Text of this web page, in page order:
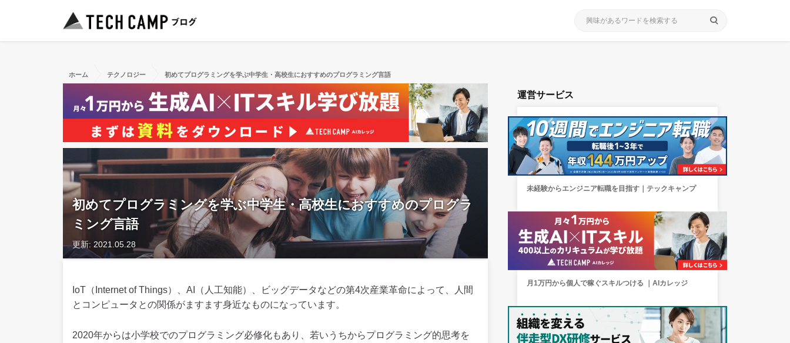
search
ホーム テクノロジー 初めてプログラミングを学ぶ中学生・高校生におすすめのプログラミング言語
初めてプログラミングを学ぶ中学生・高校生におすすめのプログラ
ミング言語
更新: 2021.05.28
IoT（Internet of Things）、AI（人工知能）、ビッグデータなどの第4次産業革命によって、人間
とコンピュータとの関係がますます身近なものになっています。
2020年からは小学校でのプログラミング必修化もあり、若いうちからプログラミング的思考を
運営サービス
未経験からエンジニア転職を目指す｜テックキャンプ
月1万円から個人で稼ぐスキルつける ｜AIカレッジ